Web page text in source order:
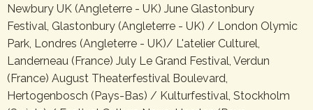
Newbury UK (Angleterre - UK) June Glastonbury
Festival, Glastonbury (Angleterre - UK) / London Olymic
Park, Londres (Angleterre - UK)/ L'atelier Culturel,
Landerneau (France) July Le Grand Festival, Verdun
(France) August Theaterfestival Boulevard,
Hertogenbosch (Pays-Bas) / Kulturfestival, Stockholm